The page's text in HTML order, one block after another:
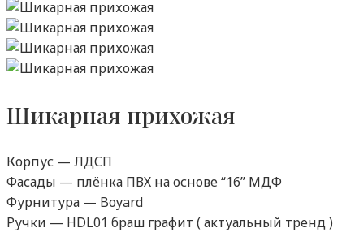
Шикарная прихожая
Корпус — ЛДСП
Фасады — плёнка ПВХ на основе “16” МДФ
Фурнитура — Boyard
Ручки — HDL01 браш графит ( актуальный тренд )